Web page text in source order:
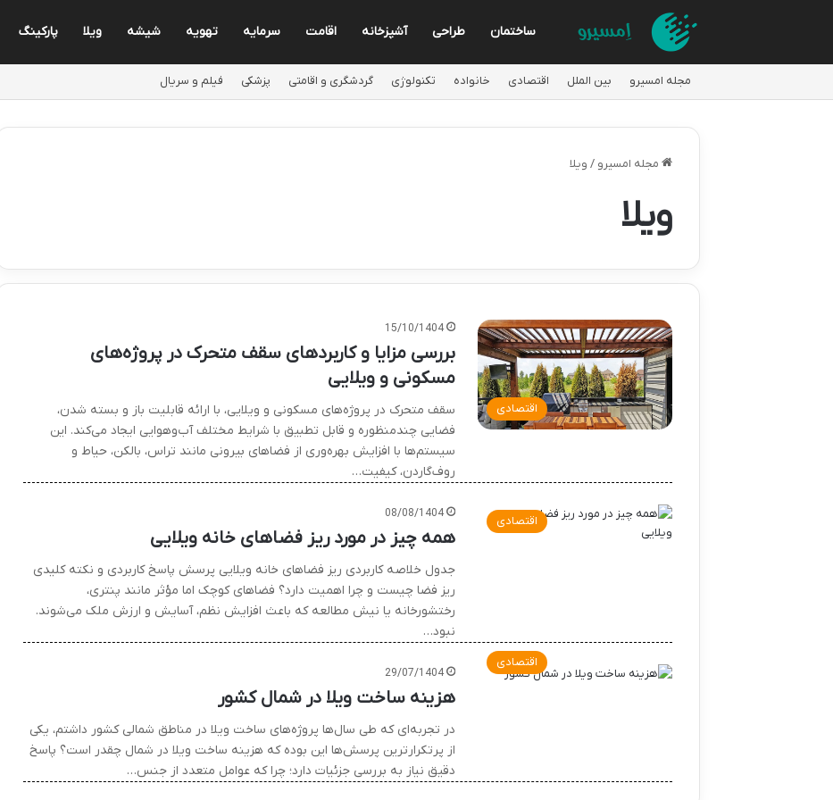
ساختمان طراحی آشپزخانه اقامت سرمایه تهویه شیشه ویلا پارکینگ
مجله امسیرو بین الملل اقتصادی خانواده تکنولوژی گردشگری و اقامتی پزشکی فیلم و سریال
مجله امسیرو / ویلا
ویلا
اقتصادی
15/10/1404
بررسی مزایا و کاربردهای سقف متحرک در پروژه‌های
مسکونی و ویلایی
سقف متحرک در پروژه‌های مسکونی و ویلایی، با ارائه قابلیت باز و بسته شدن،
فضایی چندمنظوره و قابل تطبیق با شرایط مختلف آب‌وهوایی ایجاد می‌کند. این
سیستم‌ها با افزایش بهره‌وری از فضاهای بیرونی مانند تراس، بالکن، حیاط و
روف‌گاردن، کیفیت…
اقتصادی 08/08/1404
همه چیز در مورد ریز فضاهای خانه ویلایی
جدول خلاصه کاربردی ریز فضاهای خانه ویلایی پرسش پاسخ کاربردی و نکته کلیدی
ریز فضا چیست و چرا اهمیت دارد؟ فضاهای کوچک اما مؤثر مانند پنتری،
رختشورخانه یا نیش مطالعه که باعث افزایش نظم، آسایش و ارزش ملک می‌شوند.
نبود…
اقتصادی
29/07/1404
هزینه ساخت ویلا در شمال کشور
در تجربه‌ای که طی سال‌ها پروژه‌های ساخت ویلا در مناطق شمالی کشور داشتم، یکی
از پرتکرارترین پرسش‌ها این بوده که هزینه ساخت ویلا در شمال چقدر است؟ پاسخ
دقیق نیاز به بررسی جزئیات دارد؛ چرا که عوامل متعدد از جنس…